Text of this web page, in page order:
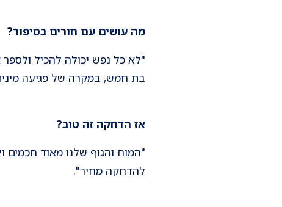
מה עושים עם חורים בסיפור?
"לא כל נפש יכולה להכיל
בת חמש, במקרה של פגיעה
אז הדחקה זה טוב?
"המוח והגוף שלנו מאוד
להדחקה מחיר".